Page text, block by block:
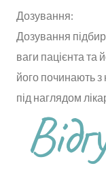
Дозування:
Дозування
ваги пацієнта та
його починають з
під наглядом